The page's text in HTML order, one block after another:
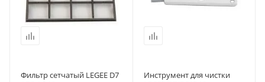
Фильтр сетчатый LEGEE D7
Инструмент для чистки